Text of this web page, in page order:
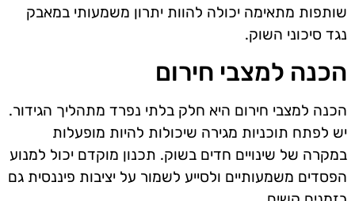
שותפות מתאימה יכולה להוות יתרון משמעותי במאבק
נגד סיכוני השוק.
הכנה למצבי חירום
הכנה למצבי חירום היא חלק בלתי נפרד מתהליך הגידור.
יש לפתח תוכניות מגירה שיכולות להיות מופעלות
במקרה של שינויים חדים בשוק. תכנון מוקדם יכול למנוע
הפסדים משמעותיים ולסייע לשמור על יציבות פיננסית גם